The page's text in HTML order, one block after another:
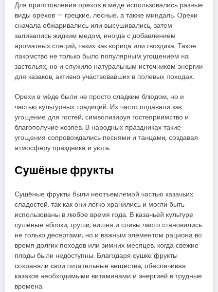
Для приготовления орехов в мёде использовались разные
виды орехов — грецкие, лесные, а также миндаль. Орехи
сначала обжаривались или высушивались, затем
заливались жидким медом, иногда с добавлением
ароматных специй, таких как корица или гвоздика. Такое
лакомство не только было популярным угощением на
застольях, но и служило натуральным источником энергии
для казаков, активно участвовавших в полевых походах.
Орехи в мёде были не просто сладким блюдом, но и
частью культурных традиций. Их часто подавали как
угощение для гостей, символизируя гостеприимство и
благополучие хозяев. В народных праздниках такие
угощения сопровождались песнями и танцами, создавая
атмосферу праздника и уюта.
Сушёные фрукты
Сушёные фрукты были неотъемлемой частью казачьих
сладостей, так как они легко хранились и могли быть
использованы в любое время года. В казачьей культуре
сушёные яблоки, груши, вишня и сливы часто становились
не только десертами, но и важным элементом рациона во
время долгих походов или зимних месяцев, когда свежие
плоды были недоступны. Благодаря сушке фрукты
сохраняли свои питательные вещества, обеспечивая
казаков необходимыми витаминами и энергией в трудные
времена.